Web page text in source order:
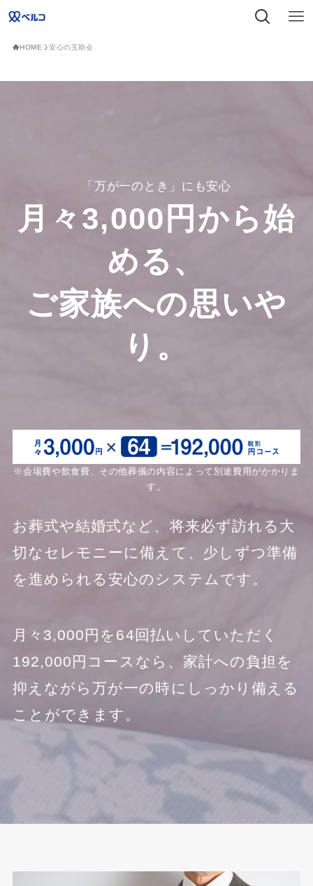
HOME 安心の互助会
「万が一のとき」にも安心
月々3,000円から始
める、
ご家族への思いや
り。
※会場費や飲食費、その他葬儀の内容によって別途費用がかかりま
す。
お葬式や結婚式など、将来必ず訪れる大
切なセレモニーに備えて、少しずつ準備
を進められる安心のシステムです。
月々3,000円を64回払いしていただく
192,000円コースなら、家計への負担を
抑えながら万が一の時にしっかり備える
ことができます。